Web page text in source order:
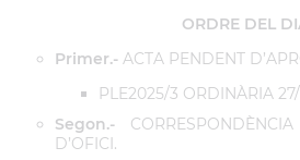
ORDRE DEL
Primer.- ACTA PENDENT
PLE2025/3 ORDINÀRIA
Segon.-
D’OFICI.